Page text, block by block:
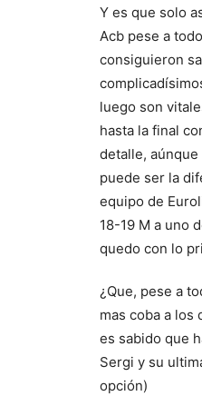
Y es que solo
Acb pese a
consiguieron
luego son
hasta la final
detalle,
puede ser la
equipo de
18-19 M a uno
quedo con lo
¿Que, pese a
mas coba a los
es sabido que
Sergi y su
opción)